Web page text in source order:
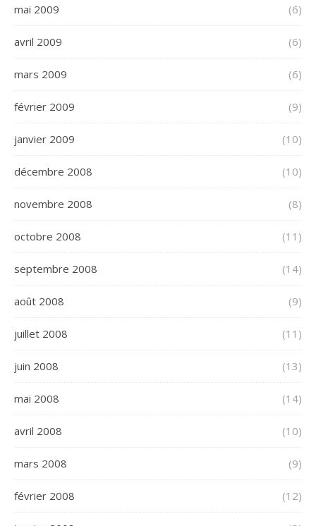
mai 2009 (6)
avril 2009 (6)
mars 2009 (6)
février 2009 (9)
janvier 2009 (10)
décembre 2008 (10)
novembre 2008 (8)
octobre 2008 (11)
septembre 2008 (14)
août 2008 (9)
juillet 2008 (11)
juin 2008 (13)
mai 2008 (14)
avril 2008 (10)
mars 2008 (9)
février 2008 (12)